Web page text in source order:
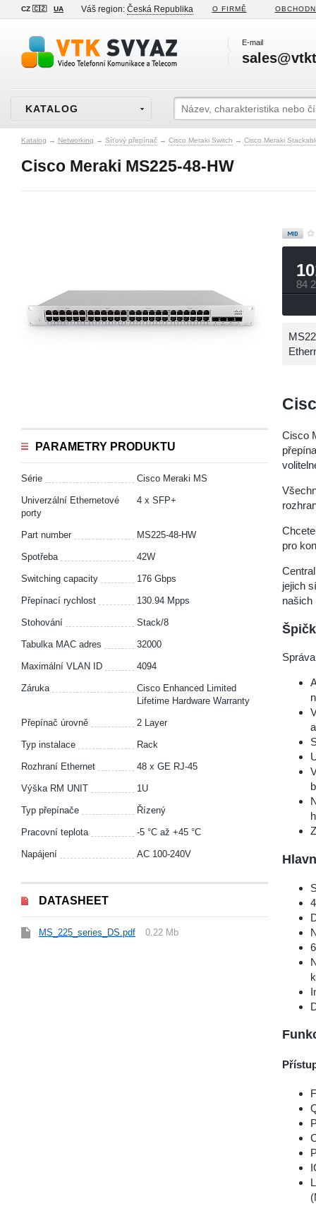
CZ 🇨🇿 UA Váš region: Česká Republika O FIRMĚ
E-mail
KATALOG
Katalog → Networking → Síťový přepínač → Cisco Meraki Switch → Cisco Meraki
Cisco Meraki MS225-48-HW
PARAMETRY PRODUKTU
Série Cisco Meraki MS
Univerzální Ethernetové
porty
4 x SFP+
Part number MS225-48-HW
Spotřeba 42W
Switching capacity 176 Gbps
Přepínací rychlost 130.94 Mpps
Stohování Stack/8
Tabulka MAC adres 32000
Maximální VLAN ID 4094
Záruka
Cisco Enhanced Limited
Lifetime Hardware Warranty
Přepínač úrovně 2 Layer
Typ instalace Rack
Rozhraní Ethernet 48 x GE RJ-45
Výška RM UNIT 1U
Typ přepínače Řízený
Pracovní teplota -5 °С až +45 °С
Napájení AC 100-240V
DATASHEET
MS_225_series_DS.pdf 0.22 Mb
84
Cisco
pro
jejich
našich